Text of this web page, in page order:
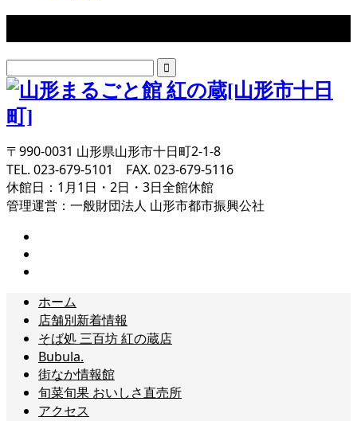
〒990-0031 山形県山形市十日町2-1-8
TEL. 023-679-5101 FAX. 023-679-5116
休館日：1月1日・2日・3日全館休館
管理運営：一般財団法人 山形市都市振興公社
ホーム
店舗別新着情報
そば処 三百坊 紅の蔵店
Bubula.
街なか情報館
旬菜旬果 おいしさ直売所
アクセス